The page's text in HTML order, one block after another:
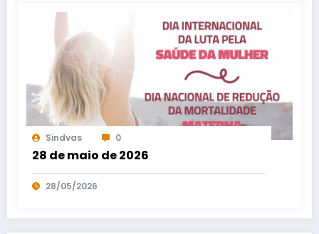
Sindvas 0
28 de maio de 2026
28/05/2026